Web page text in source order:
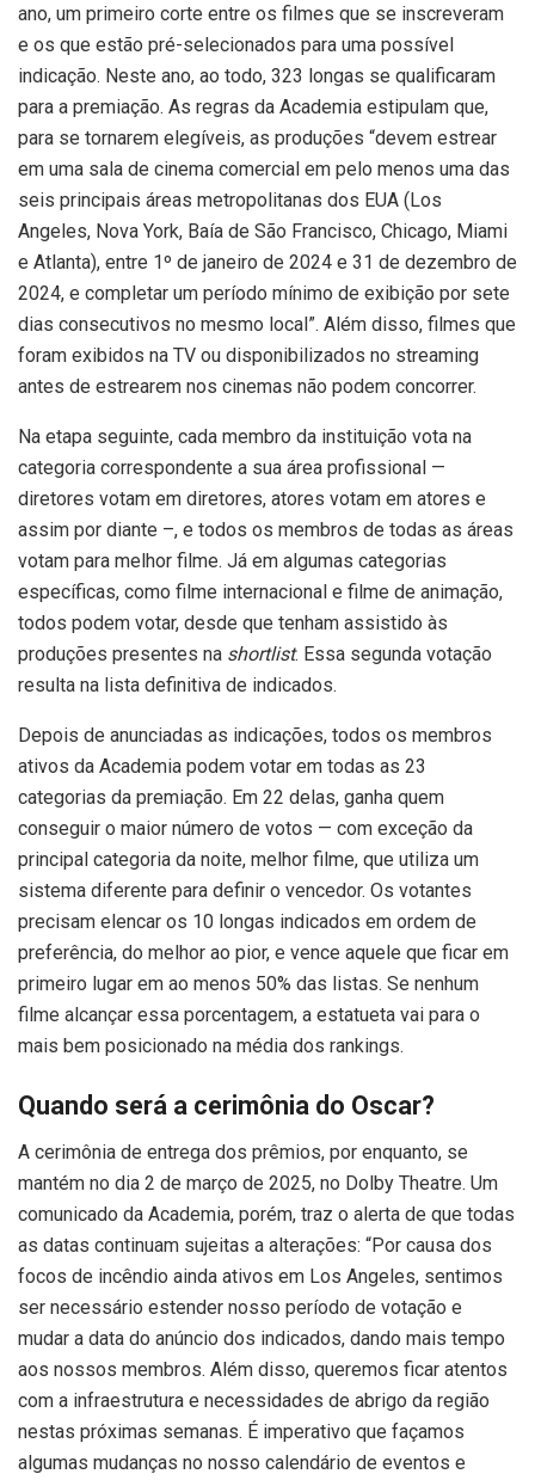
ano, um primeiro corte entre os filmes que se inscreveram
e os que estão pré-selecionados para uma possível
indicação. Neste ano, ao todo, 323 longas se qualificaram
para a premiação. As regras da Academia estipulam que,
para se tornarem elegíveis, as produções “devem estrear
em uma sala de cinema comercial em pelo menos uma das
seis principais áreas metropolitanas dos EUA (Los
Angeles, Nova York, Baía de São Francisco, Chicago, Miami
e Atlanta), entre 1º de janeiro de 2024 e 31 de dezembro de
2024, e completar um período mínimo de exibição por sete
dias consecutivos no mesmo local”. Além disso, filmes que
foram exibidos na TV ou disponibilizados no streaming
antes de estrearem nos cinemas não podem concorrer.
Na etapa seguinte, cada membro da instituição vota na
categoria correspondente a sua área profissional —
diretores votam em diretores, atores votam em atores e
assim por diante –, e todos os membros de todas as áreas
votam para melhor filme. Já em algumas categorias
específicas, como filme internacional e filme de animação,
todos podem votar, desde que tenham assistido às
produções presentes na shortlist. Essa segunda votação
resulta na lista definitiva de indicados.
Depois de anunciadas as indicações, todos os membros
ativos da Academia podem votar em todas as 23
categorias da premiação. Em 22 delas, ganha quem
conseguir o maior número de votos — com exceção da
principal categoria da noite, melhor filme, que utiliza um
sistema diferente para definir o vencedor. Os votantes
precisam elencar os 10 longas indicados em ordem de
preferência, do melhor ao pior, e vence aquele que ficar em
primeiro lugar em ao menos 50% das listas. Se nenhum
filme alcançar essa porcentagem, a estatueta vai para o
mais bem posicionado na média dos rankings.
Quando será a cerimônia do Oscar?
A cerimônia de entrega dos prêmios, por enquanto, se
mantém no dia 2 de março de 2025, no Dolby Theatre. Um
comunicado da Academia, porém, traz o alerta de que todas
as datas continuam sujeitas a alterações: “Por causa dos
focos de incêndio ainda ativos em Los Angeles, sentimos
ser necessário estender nosso período de votação e
mudar a data do anúncio dos indicados, dando mais tempo
aos nossos membros. Além disso, queremos ficar atentos
com a infraestrutura e necessidades de abrigo da região
nestas próximas semanas. É imperativo que façamos
algumas mudanças no nosso calendário de eventos e